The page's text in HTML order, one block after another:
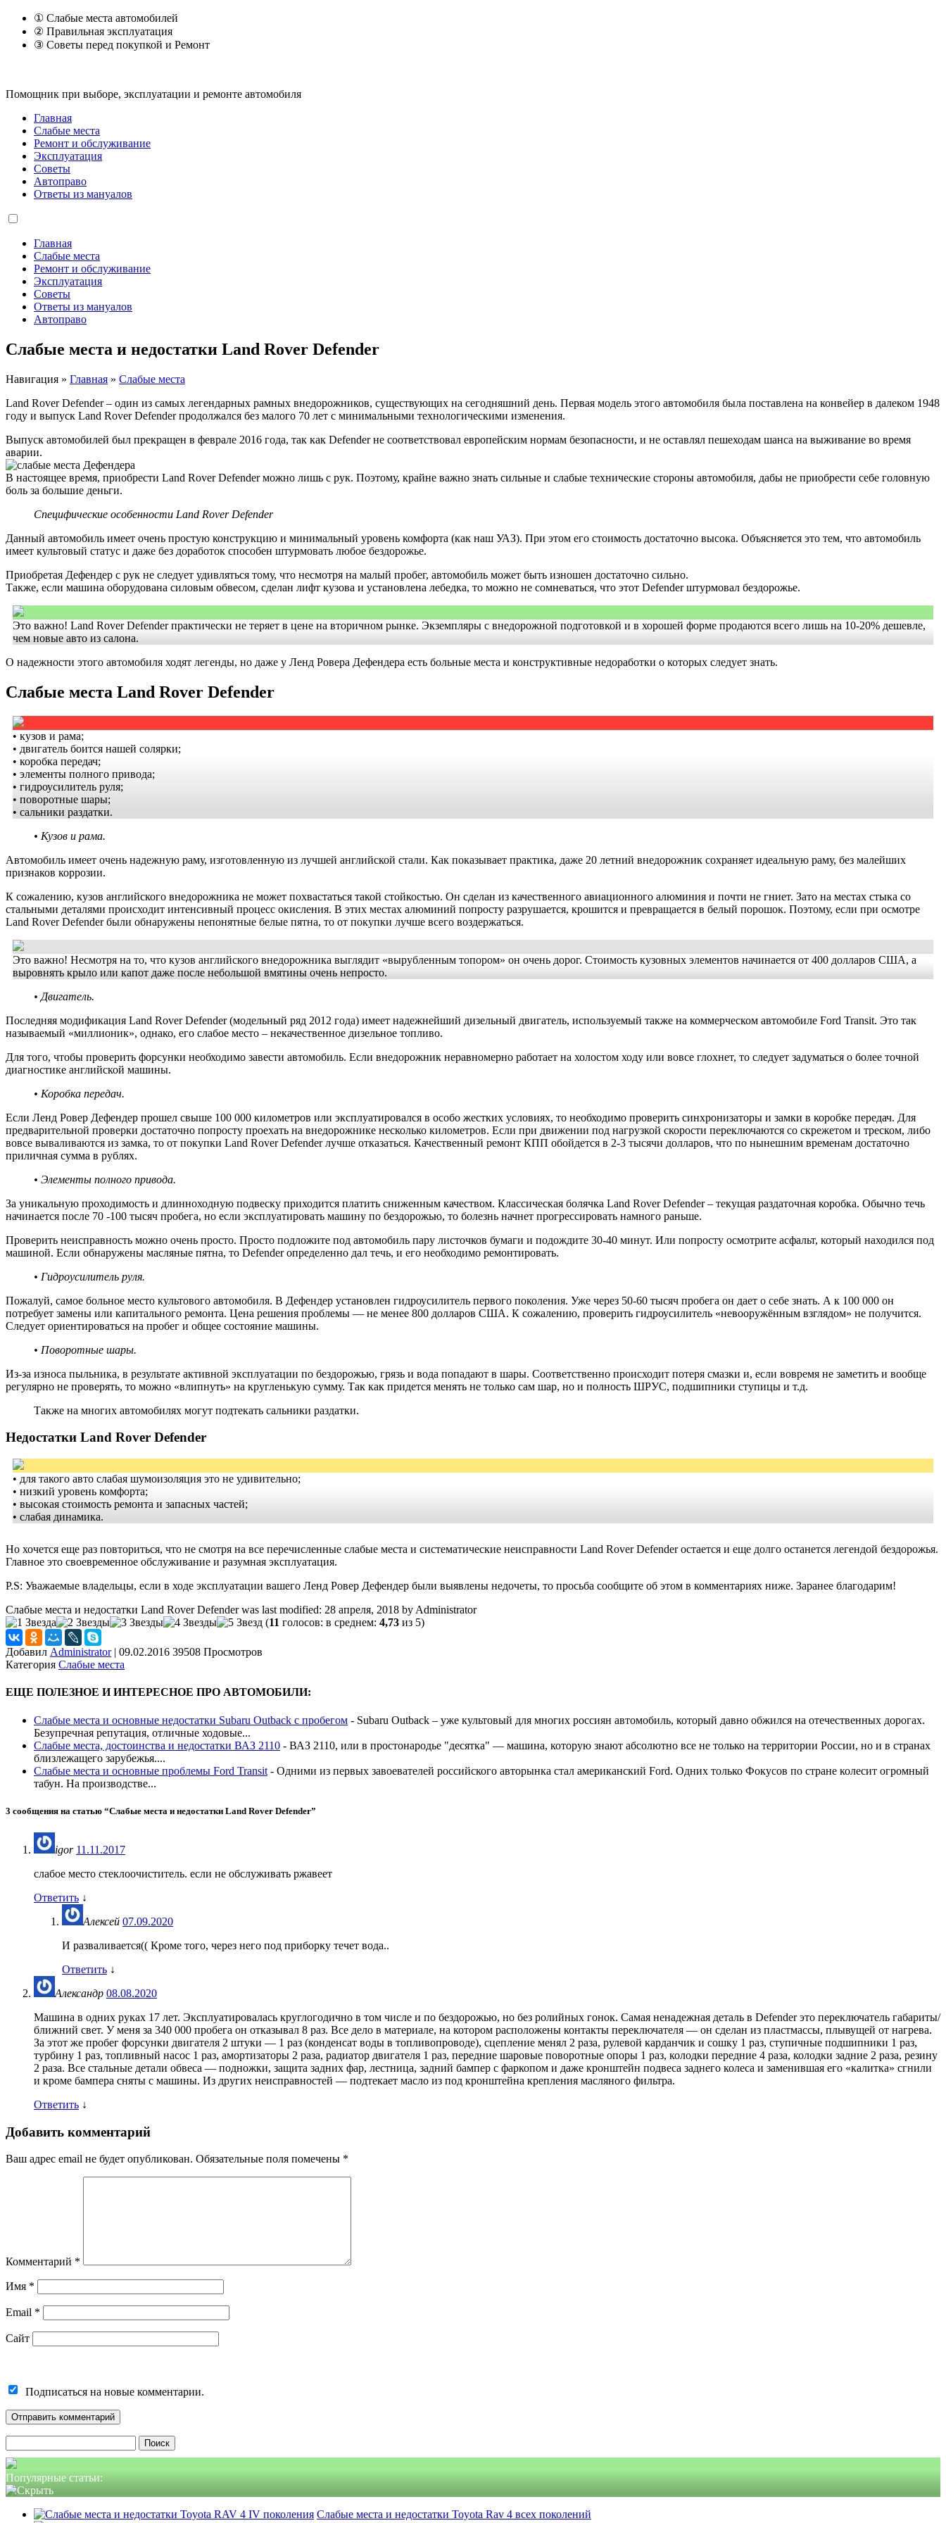
① Слабые места автомобилей
② Правильная эксплуатация
③ Советы перед покупкой и Ремонт
Помощник при выборе, эксплуатации и ремонте автомобиля
Главная
Слабые места
Ремонт и обслуживание
Эксплуатация
Советы
Автоправо
Ответы из мануалов
Главная
Слабые места
Ремонт и обслуживание
Эксплуатация
Советы
Ответы из мануалов
Автоправо
Слабые места и недостатки Land Rover Defender
Навигация » Главная » Слабые места
Land Rover Defender – один из самых легендарных рамных внедорожников, существующих на сегодняшний день. Первая модель этого автомобиля была поставлена на конвейер в далеком 1948
году и выпуск Land Rover Defender продолжался без малого 70 лет с минимальными технологическими изменения.
Выпуск автомобилей был прекращен в феврале 2016 года, так как Defender не соответствовал европейским нормам безопасности, и не оставлял пешеходам шанса на выживание во время
аварии.
В настоящее время, приобрести Land Rover Defender можно лишь с рук. Поэтому, крайне важно знать сильные и слабые технические стороны автомобиля, дабы не приобрести себе головную
боль за большие деньги.
Специфические особенности Land Rover Defender
Данный автомобиль имеет очень простую конструкцию и минимальный уровень комфорта (как наш УАЗ). При этом его стоимость достаточно высока. Объясняется это тем, что автомобиль
имеет культовый статус и даже без доработок способен штурмовать любое бездорожье.
Приобретая Дефендер с рук не следует удивляться тому, что несмотря на малый пробег, автомобиль может быть изношен достаточно сильно.
Также, если машина оборудована силовым обвесом, сделан лифт кузова и установлена лебедка, то можно не сомневаться, что этот Defender штурмовал бездорожье.
Это важно! Land Rover Defender практически не теряет в цене на вторичном рынке. Экземпляры с внедорожной подготовкой и в хорошей форме продаются всего лишь на 10-20% дешевле,
чем новые авто из салона.
О надежности этого автомобиля ходят легенды, но даже у Ленд Ровера Дефендера есть больные места и конструктивные недоработки о которых следует знать.
Слабые места Land Rover Defender
• кузов и рама;
• двигатель боится нашей солярки;
• коробка передач;
• элементы полного привода;
• гидроусилитель руля;
• поворотные шары;
• сальники раздатки.
• Кузов и рама.
Автомобиль имеет очень надежную раму, изготовленную из лучшей английской стали. Как показывает практика, даже 20 летний внедорожник сохраняет идеальную раму, без малейших
признаков коррозии.
К сожалению, кузов английского внедорожника не может похвастаться такой стойкостью. Он сделан из качественного авиационного алюминия и почти не гниет. Зато на местах стыка со
стальными деталями происходит интенсивный процесс окисления. В этих местах алюминий попросту разрушается, крошится и превращается в белый порошок. Поэтому, если при осмотре
Land Rover Defender были обнаружены непонятные белые пятна, то от покупки лучше всего воздержаться.
Это важно! Несмотря на то, что кузов английского внедорожника выглядит «вырубленным топором» он очень дорог. Стоимость кузовных элементов начинается от 400 долларов США, а
выровнять крыло или капот даже после небольшой вмятины очень непросто.
• Двигатель.
Последняя модификация Land Rover Defender (модельный ряд 2012 года) имеет надежнейший дизельный двигатель, используемый также на коммерческом автомобиле Ford Transit. Это так
называемый «миллионик», однако, его слабое место – некачественное дизельное топливо.
Для того, чтобы проверить форсунки необходимо завести автомобиль. Если внедорожник неравномерно работает на холостом ходу или вовсе глохнет, то следует задуматься о более точной
диагностике английской машины.
• Коробка передач.
Если Ленд Ровер Дефендер прошел свыше 100 000 километров или эксплуатировался в особо жестких условиях, то необходимо проверить синхронизаторы и замки в коробке передач. Для
предварительной проверки достаточно попросту проехать на внедорожнике несколько километров. Если при движении под нагрузкой скорости переключаются со скрежетом и треском, либо
вовсе вываливаются из замка, то от покупки Land Rover Defender лучше отказаться. Качественный ремонт КПП обойдется в 2-3 тысячи долларов, что по нынешним временам достаточно
приличная сумма в рублях.
• Элементы полного привода.
За уникальную проходимость и длинноходную подвеску приходится платить сниженным качеством. Классическая болячка Land Rover Defender – текущая раздаточная коробка. Обычно течь
начинается после 70 -100 тысяч пробега, но если эксплуатировать машину по бездорожью, то болезнь начнет прогрессировать намного раньше.
Проверить неисправность можно очень просто. Просто подложите под автомобиль пару листочков бумаги и подождите 30-40 минут. Или попросту осмотрите асфальт, который находился под
машиной. Если обнаружены масляные пятна, то Defender определенно дал течь, и его необходимо ремонтировать.
• Гидроусилитель руля.
Пожалуй, самое больное место культового автомобиля. В Дефендер установлен гидроусилитель первого поколения. Уже через 50-60 тысяч пробега он дает о себе знать. А к 100 000 он
потребует замены или капитального ремонта. Цена решения проблемы — не менее 800 долларов США. К сожалению, проверить гидроусилитель «невооружённым взглядом» не получится.
Следует ориентироваться на пробег и общее состояние машины.
• Поворотные шары.
Из-за износа пыльника, в результате активной эксплуатации по бездорожью, грязь и вода попадают в шары. Соответственно происходит потеря смазки и, если вовремя не заметить и вообще
регулярно не проверять, то можно «влипнуть» на кругленькую сумму. Так как придется менять не только сам шар, но и полность ШРУС, подшипники ступицы и т.д.
Также на многих автомобилях могут подтекать сальники раздатки.
Недостатки Land Rover Defender
• для такого авто слабая шумоизоляция это не удивительно;
• низкий уровень комфорта;
• высокая стоимость ремонта и запасных частей;
• слабая динамика.
Но хочется еще раз повториться, что не смотря на все перечисленные слабые места и систематические неисправности Land Rover Defender остается и еще долго останется легендой бездорожья.
Главное это своевременное обслуживание и разумная эксплуатация.
P.S: Уважаемые владельцы, если в ходе эксплуатации вашего Ленд Ровер Дефендер были выявлены недочеты, то просьба сообщите об этом в комментариях ниже. Заранее благодарим!
Слабые места и недостатки Land Rover Defenderwas last modified: 28 апреля, 2018 by Administrator
(11 голосов: в среднем: 4,73 из 5)
Добавил Administrator | 09.02.2016 39508 Просмотров
Категория Слабые места
ЕЩЕ ПОЛЕЗНОЕ И ИНТЕРЕСНОЕ ПРО АВТОМОБИЛИ:
Слабые места и основные недостатки Subaru Outback с пробегом - Subaru Outback – уже культовый для многих россиян автомобиль, который давно обжился на отечественных дорогах.
Безупречная репутация, отличные ходовые...
Слабые места, достоинства и недостатки ВАЗ 2110 - ВАЗ 2110, или в простонародье "десятка" — машина, которую знают абсолютно все не только на территории России, но и в странах
близлежащего зарубежья....
Слабые места и основные проблемы Ford Transit - Одними из первых завоевателей российского авторынка стал американский Ford. Одних только Фокусов по стране колесит огромный
табун. На производстве...
3 сообщения на статью “Слабые места и недостатки Land Rover Defender”
igor 11.11.2017
слабое место стеклоочиститель. если не обслуживать ржавеет
Ответить ↓
Алексей 07.09.2020
И разваливается(( Кроме того, через него под приборку течет вода..
Ответить ↓
Александр 08.08.2020
Машина в одних руках 17 лет. Эксплуатировалась круглогодично в том числе и по бездорожью, но без ролийных гонок. Самая ненадежная деталь в Defender это переключатель габариты/
ближний свет. У меня за 340 000 пробега он отказывал 8 раз. Все дело в материале, на котором расположены контакты переключателя — он сделан из пластмассы, плывущей от нагрева.
За этот же пробег форсунки двигателя 2 штуки — 1 раз (конденсат воды в топливопроводе), сцепление менял 2 раза, рулевой карданчик и сошку 1 раз, ступичные подшипники 1 раз,
турбину 1 раз, топливный насос 1 раз, амортизаторы 2 раза, радиатор двигателя 1 раз, передние шаровые поворотные опоры 1 раз, колодки передние 4 раза, колодки задние 2 раза, резину
2 раза. Все стальные детали обвеса — подножки, защита задних фар, лестница, задний бампер с фаркопом и даже кронштейн подвеса заднего колеса и заменившая его «калитка» сгнили
и кроме бампера сняты с машины. Из других неисправностей — подтекает масло из под кронштейна крепления масляного фильтра.
Ответить ↓
Добавить комментарий
Ваш адрес email не будет опубликован. Обязательные поля помечены *
Комментарий *
Имя *
Email *
Сайт
Подписаться на новые комментарии.
Популярные статьи:
Слабые места и недостатки Toyota Rav 4 всех поколений